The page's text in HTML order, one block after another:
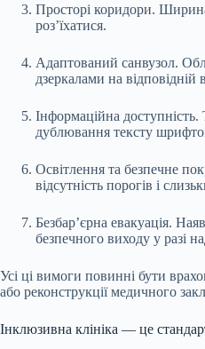
Просторі коридори.
роз’їхатися.
Адаптований санвузол.
дзеркалами на
Інформаційна
дублювання тексту
Освітлення та безпечне
відсутність порогів і
Безбар’єрна евакуація.
безпечного виходу у разі
Усі ці вимоги повинні бути
або реконструкції медичного
Інклюзивна клініка — це